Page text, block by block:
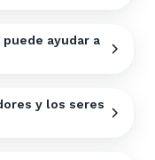
ayudar a
y los seres